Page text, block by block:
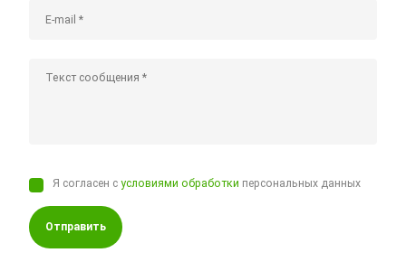
Я согласен сусловиями обработки персональных данных
Отправить